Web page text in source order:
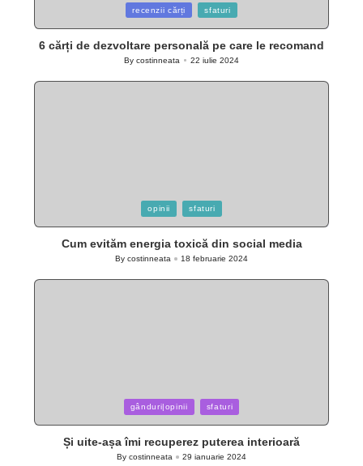
in
recenzii cărți sfaturi
6 cărți de dezvoltare personală pe care le recomand
Posted
Bycostinneata 22 iulie 2024
in
opinii sfaturi
Cum evităm energia toxică din social media
Posted
By costinneata 18 februarie 2024
in
gânduri|opinii sfaturi
Și uite-așa îmi recuperez puterea interioară
Posted
By costinneata 29 ianuarie 2024